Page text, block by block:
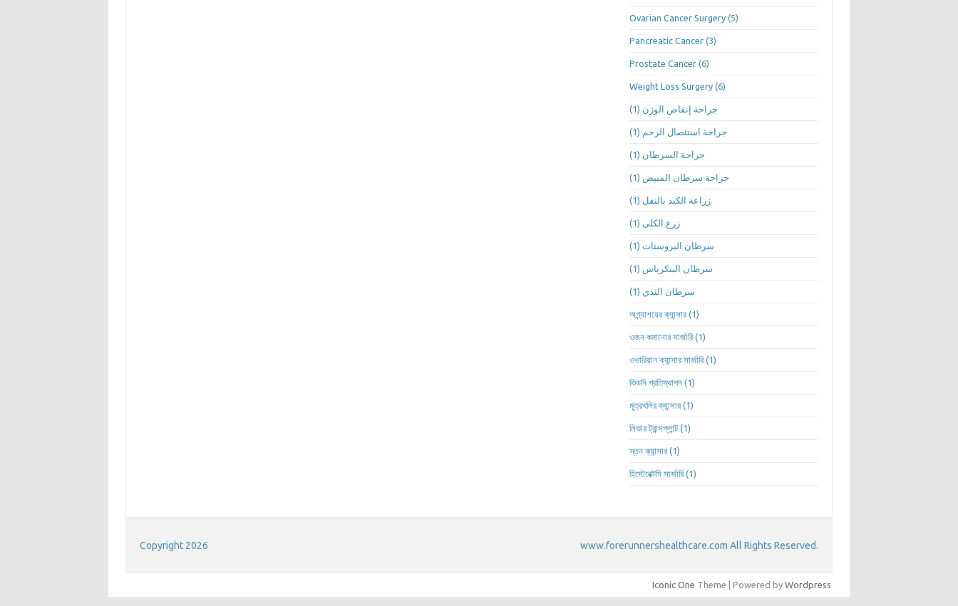
Ovarian Cancer Surgery(5)
Pancreatic Cancer(3)
Prostate Cancer(6)
Weight Loss Surgery(6)
جراحة إنقاص الوزن (1)
جراحة استئصال الرحم (1)
جراحة السرطان (1)
جراحة سرطان المبيض (1)
زراعة الكبد بالنقل (1)
زرع الكلى (1)
سرطان البروستات (1)
سرطان البنكرياس (1)
سرطان الثدي (1)
অগ্ন্যাশয়ের ক্যান্সার(1)
ওজন কমানোর সার্জারি(1)
ওভারিয়ান ক্যান্সার সার্জারি(1)
কিডনি প্রতিস্থাপন(1)
মূত্রথলির ক্যান্সার(1)
লিভার ট্রান্সপ্লান্ট(1)
স্তন ক্যান্সার(1)
হিস্টেরেক্টমি সার্জারি(1)
Copyright 2026 www.forerunnershealthcare.com All Rights Reserved.
Iconic One Theme | Powered by Wordpress